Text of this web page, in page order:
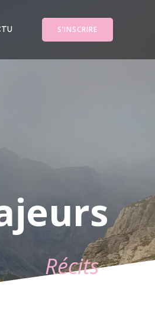
S’INSCRIRE
Récits